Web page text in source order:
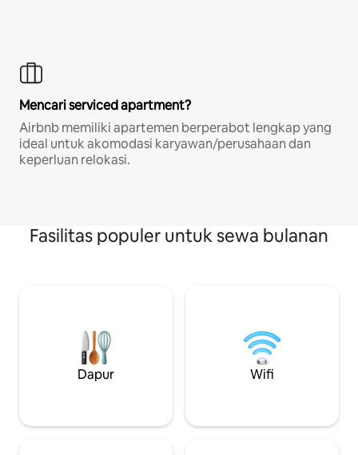
Mencari serviced apartment?
Airbnb memiliki apartemen berperabot lengkap yang
ideal untuk akomodasi karyawan/perusahaan dan
keperluan relokasi.
Fasilitas populer untuk sewa bulanan
Dapur Wifi